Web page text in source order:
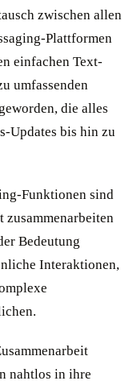
zwischen allen
Plattformen
einfachen Text-
umfassenden
die alles
Updates bis hin zu
Funktionen sind
zusammenarbeiten
Bedeutung
Interaktionen,
nahtlos in ihre